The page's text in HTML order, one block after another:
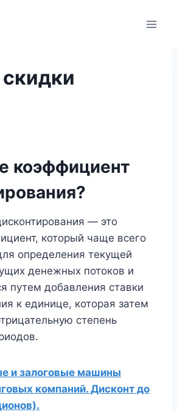
коэффициент
— это
который чаще всего
определения текущей
денежных потоков и
путем добавления ставки
к единице, которая затем
степень
и залоговые машины
компаний. Дисконт до